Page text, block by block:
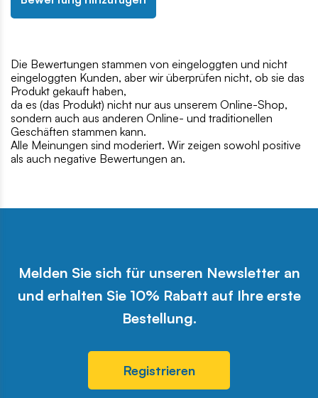
Die Bewertungen stammen von eingeloggten und nicht
eingeloggten Kunden, aber wir überprüfen nicht, ob sie das
Produkt gekauft haben,
da es (das Produkt) nicht nur aus unserem Online-Shop,
sondern auch aus anderen Online- und traditionellen
Geschäften stammen kann.
Alle Meinungen sind moderiert. Wir zeigen sowohl positive
als auch negative Bewertungen an.
Melden Sie sich für unseren Newsletter an
und erhalten Sie 10% Rabatt auf Ihre erste
Bestellung.
Registrieren